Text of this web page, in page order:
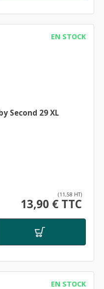
EN STOCK
Second 29 XL
(11,58 HT)
13,90 € TTC
EN STOCK